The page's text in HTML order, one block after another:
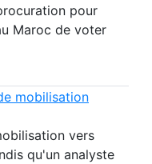
pour
Maroc de voter
mobilisation
vers
qu'un analyste